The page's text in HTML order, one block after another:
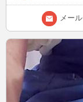
メール